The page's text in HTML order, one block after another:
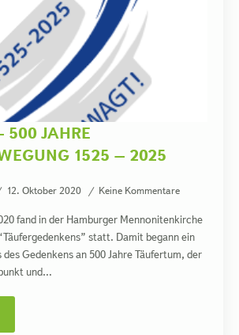
500 JAHRE
1525 – 2025
12. Oktober 2020 Keine Kommentare
fand in der Hamburger Mennonitenkirche
statt. Damit begann ein
Gedenkens an 500 Jahre Täufertum, der
und…